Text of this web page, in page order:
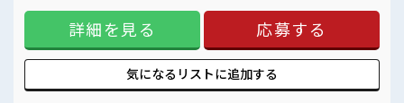
扶養内での勤務も可能なので、
主夫や主婦の方でも働きやすい環境です！
婦&主夫さんも気軽にご応募くださいね♪ ≪残業基本なし≫
自分の時間をしっかり確保できる、 残業基本ナシのお仕事♪
オンとオフをきっちり切り替えたい方にオススメ！ ≪未経験
の方も大カンゲイ≫ 新しいことにチャレンジするのは不安だ
けど、 しっかり働く環境が整っています！ イチからスキル
UP・ステップUP目指していきましょう！ ≪様々なお仕事を
詳細を見る 応募する
気になるリストに追加する